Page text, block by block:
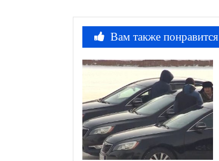
Вам также понравится